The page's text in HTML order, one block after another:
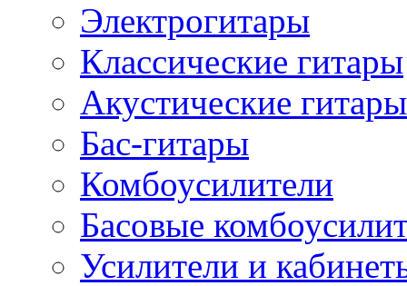
Электрогитары
Классические гитары
Акустические гитары
Бас-гитары
Комбоусилители
Басовые
Усилители и